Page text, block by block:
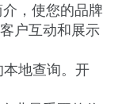
，使您的品牌
户互动和展示
本地查询。开